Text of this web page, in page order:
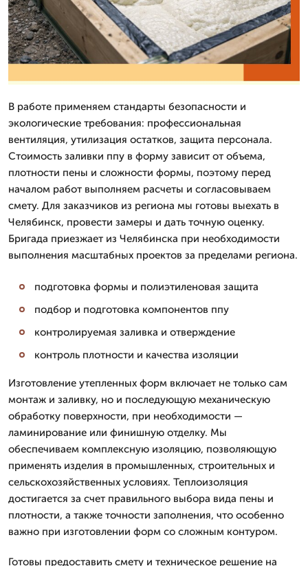
В работе применяем стандарты безопасности и
экологические требования: профессиональная
вентиляция, утилизация остатков, защита персонала.
Стоимость заливки ппу в форму зависит от объема,
плотности пены и сложности формы, поэтому перед
началом работ выполняем расчеты и согласовываем
смету. Для заказчиков из региона мы готовы выехать в
Челябинск, провести замеры и дать точную оценку.
Бригада приезжает из Челябинска при необходимости
выполнения масштабных проектов за пределами региона.
подготовка формы и полиэтиленовая защита
подбор и подготовка компонентов ппу
контролируемая заливка и отверждение
контроль плотности и качества изоляции
Изготовление утепленных форм включает не только сам
монтаж и заливку, но и последующую механическую
обработку поверхности, при необходимости —
ламинирование или финишную отделку. Мы
обеспечиваем комплексную изоляцию, позволяющую
применять изделия в промышленных, строительных и
сельскохозяйственных условиях. Теплоизоляция
достигается за счет правильного выбора вида пены и
плотности, а также точности заполнения, что особенно
важно при изготовлении форм со сложным контуром.
Готовы предоставить смету и техническое решение на